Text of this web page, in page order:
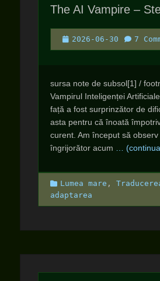
The AI Vampire –
Posted
on
2026-06-30 7
sursa note de subsol[1] /
Vampirul Inteligenței
față a fost surprinzător de
asta pentru că înoată
curent. Am început să
îngrijorător acum
…
Categories
Lumea mare ,
adaptarea